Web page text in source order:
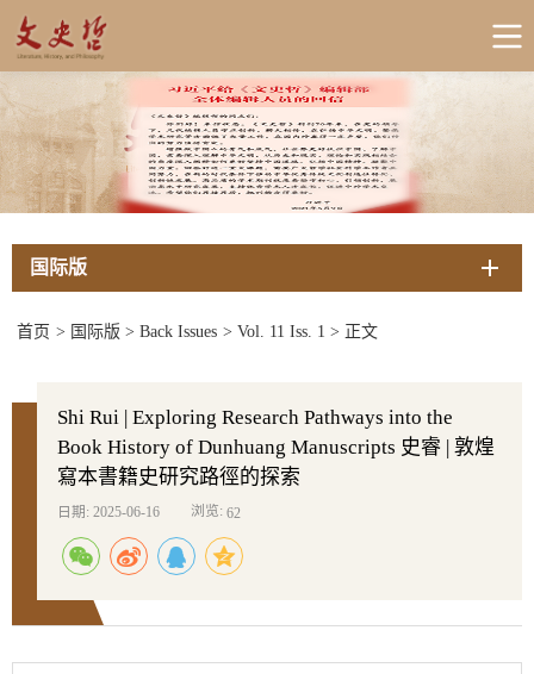
国际版
首页 > 国际版 > Back Issues > Vol. 11 Iss. 1 > 正文
Shi Rui | Exploring Research Pathways into the
Book History of Dunhuang Manuscripts 史睿 | 敦煌
寫本書籍史研究路徑的探索
日期: 2025-06-16 浏览: 62